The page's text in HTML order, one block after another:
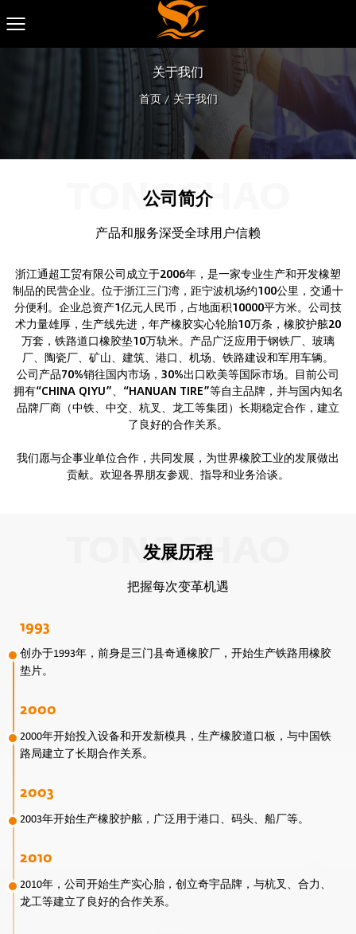
关于我们
首页 / 关于我们
公司简介
TONGCHAO
产品和服务深受全球用户信赖
浙江通超工贸有限公司成立于2006年，是一家专业生产和开发橡塑
制品的民营企业。位于浙江三门湾，距宁波机场约100公里，交通十
分便利。企业总资产1亿元人民币，占地面积10000平方米。公司技
术力量雄厚，生产线先进，年产橡胶实心轮胎10万条，橡胶护舷20
万套，铁路道口橡胶垫10万轨米。产品广泛应用于钢铁厂、玻璃
厂、陶瓷厂、矿山、建筑、港口、机场、铁路建设和军用车辆。
公司产品70%销往国内市场，30%出口欧美等国际市场。目前公司
拥有“CHINA QIYU”、“HANUAN TIRE”等自主品牌，并与国内知名
品牌厂商（中铁、中交、杭叉、龙工等集团）长期稳定合作，建立
了良好的合作关系。
我们愿与企事业单位合作，共同发展，为世界橡胶工业的发展做出
贡献。欢迎各界朋友参观、指导和业务洽谈。
发展历程
TONGCHAO
把握每次变革机遇
1993
创办于1993年，前身是三门县奇通橡胶厂，开始生产铁路用橡胶
垫片。
2000
2000年开始投入设备和开发新模具，生产橡胶道口板，与中国铁
路局建立了长期合作关系。
2003
2003年开始生产橡胶护舷，广泛用于港口、码头、船厂等。
2010
2010年，公司开始生产实心胎，创立奇宇品牌，与杭叉、合力、
龙工等建立了良好的合作关系。